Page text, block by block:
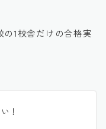
の1校舎だけの合格実
！